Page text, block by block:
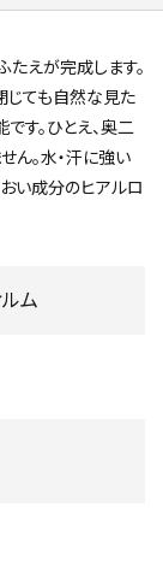
たえが完成します。
じても自然な見た
す。ひとえ、奥二
ん。水・汗に強い
おい成分のヒアルロ
ム